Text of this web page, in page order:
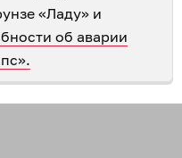
«Ладу» и
об аварии